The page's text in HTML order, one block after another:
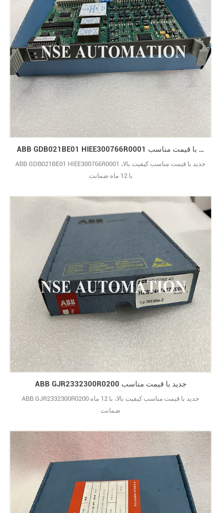
ABB GDB021BE01 HIEE300766R0001 جدید با قیمت مناسب
ABB GDB021BE01 HIEE300766R0001 جدید با قیمت مناسب کیفیت بالا،
با 12 ماه ضمانت
ABB GJR2332300R0200 جدید با قیمت مناسب
ABB GJR2332300R0200 جدید با قیمت مناسب کیفیت بالا، با 12 ماه
ضمانت